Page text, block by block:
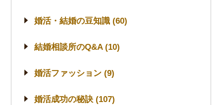
婚活・結婚の豆知識 (60)
結婚相談所のQ&A (10)
婚活ファッション (9)
婚活成功の秘訣 (107)